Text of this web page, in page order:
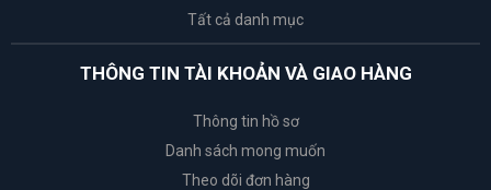
Tất cả danh mục
THÔNG TIN TÀI KHOẢN VÀ GIAO HÀNG
Thông tin hồ sơ
Danh sách mong muốn
Theo dõi đơn hàng